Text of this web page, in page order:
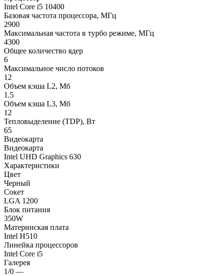
Intel Core i5 10400
Базовая частота процессора, МГц
2900
Максимальная частота в турбо режиме, МГц
4300
Общее количество ядер
6
Максимальное число потоков
12
Объем кэша L2, Мб
1.5
Объем кэша L3, Мб
12
Тепловыделение (TDP), Вт
65
Видеокарта
Видеокарта
Intel UHD Graphics 630
Характеристики
Цвет
Черный
Сокет
LGA 1200
Блок питания
350W
Материнская плата
Intel H510
Линейка процессоров
Intel Core i5
Галерея
1/0 —